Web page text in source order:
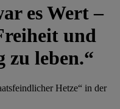
es Wert –
und
zu leben.“
Hetze“ in der